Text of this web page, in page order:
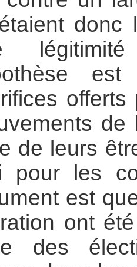
donc
de leurs
pour les
est
ont
des